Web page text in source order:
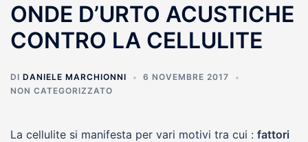
ONDE D’URTO ACUSTICHE
CONTRO LA CELLULITE
DI DANIELE MARCHIONNI
6 NOVEMBRE 2017
NON CATEGORIZZATO
La cellulite si manifesta per vari motivi tra cui : fattori